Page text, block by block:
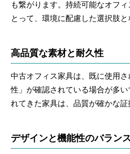
も繋がります。持続可能なオフ
とって、環境に配慮した選択肢と
高品質な素材と耐久性
中古オフィス家具は、既に使用
性」が確認されている場合が多
れてきた家具は、品質が確かな証
デザインと機能性のバラン